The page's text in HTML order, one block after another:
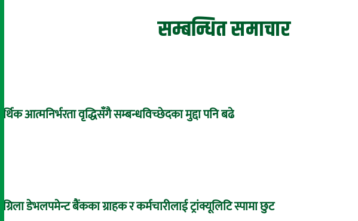
सम्बन्धित समाचार
आर्थिक आत्मनिर्भरता वृद्धिसँगै सम्बन्धविच्छेदका मुद्दा पनि बढे
सांग्रिला डेभलपमेन्ट बैंकका ग्राहक र कर्मचारीलाई ट्रांक्यूलिटि स्पामा छुट